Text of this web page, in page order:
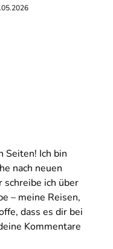
Seiten! Ich bin
nach neuen
schreibe ich über
– meine Reisen,
dass es dir bei
Kommentare